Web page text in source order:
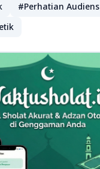
#Perhatian Audiens